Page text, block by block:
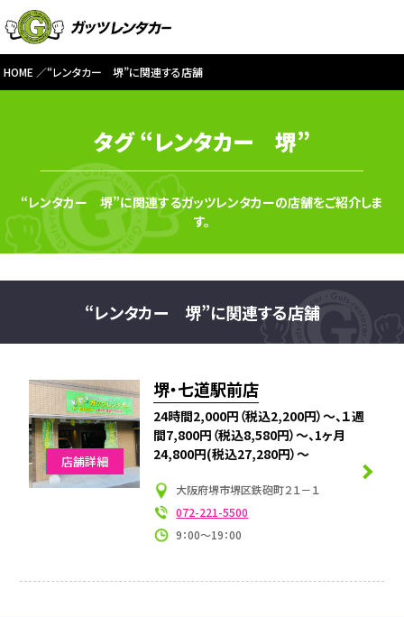
HOME “レンタカー 堺”に関連する店舗
タグ “レンタカー 堺”
“レンタカー 堺”に関連するガッツレンタカーの店舗をご紹介しま
す。
“レンタカー 堺”に関連する店舗
堺・七道駅前店
24時間2,000円（税込2,200円）～、１週
間7,800円（税込8,580円）～、1ヶ月
24,800円(税込27,280円）～
大阪府堺市堺区鉄砲町２１－１
072-221-5500
9：00～19：00
店舗詳細